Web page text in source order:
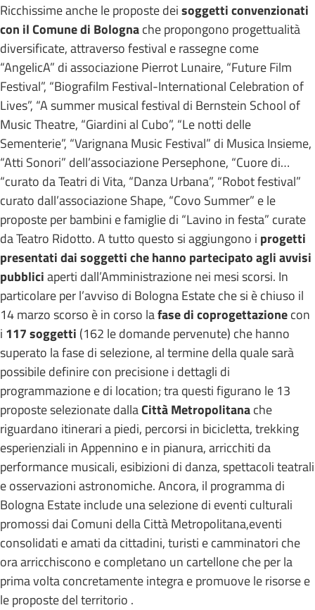
Ricchissime anche le proposte deisoggetti convenzionati
con il Comune di Bolognache propongono progettualità
diversificate, attraverso festival e rassegne come
“AngelicA” di associazione Pierrot Lunaire, “Future Film
Festival”, “Biografilm Festival-International Celebration of
Lives”, “A summer musical festival di Bernstein School of
Music Theatre, “Giardini al Cubo”, “Le notti delle
Sementerie”, “Varignana Music Festival” di Musica Insieme,
“Atti Sonori” dell’associazione Persephone, “Cuore di…
“curato da Teatri di Vita, “Danza Urbana”, “Robot festival”
curato dall’associazione Shape, “Covo Summer” e le
proposte per bambini e famiglie di “Lavino in festa” curate
da Teatro Ridotto. A tutto questo si aggiungono i progetti
presentati dai soggetti che hanno partecipato agli avvisi
pubbliciaperti dall’Amministrazione nei mesi scorsi. In
particolare per l’avviso di Bologna Estate che si è chiuso il
14 marzo scorso è in corso lafase di coprogettazionecon
i 117 soggetti (162 le domande pervenute) che hanno
superato la fase di selezione, al termine della quale sarà
possibile definire con precisione i dettagli di
programmazione e di location; tra questi figurano le 13
proposte selezionate dallaCittà Metropolitanache
riguardano itinerari a piedi, percorsi in bicicletta, trekking
esperienziali in Appennino e in pianura, arricchiti da
performance musicali, esibizioni di danza, spettacoli teatrali
e osservazioni astronomiche. Ancora, il programma di
Bologna Estate include una selezione di eventi culturali
promossi dai Comuni della Città Metropolitana,eventi
consolidati e amati da cittadini, turisti e camminatori che
ora arricchiscono e completano un cartellone che per la
prima volta concretamente integra e promuove le risorse e
le proposte del territorio .